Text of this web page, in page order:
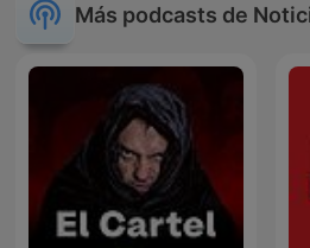
Más podcasts de